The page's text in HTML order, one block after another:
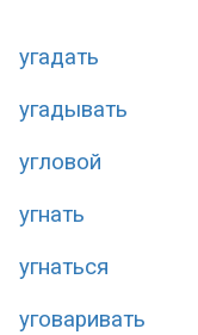
угадать
угадывать
угловой
угнать
угнаться
уговаривать